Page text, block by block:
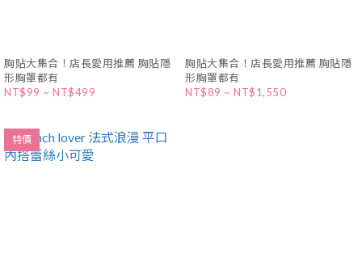
胸貼大集合！店長愛用推薦 胸貼隱
形胸罩都有
NT$99 ~ NT$499
胸貼大集合！店長愛用推薦 胸貼隱
形胸罩都有
NT$89 ~ NT$1,550
特價